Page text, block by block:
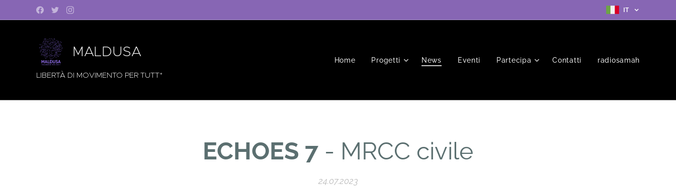
IT
MALDUSA
LIBERTÀ DI MOVIMENTO PER TUTT*
Home Progetti News Eventi Partecipa Contatti radiosamah
ECHOES 7 - MRCC civile
24.07.2023